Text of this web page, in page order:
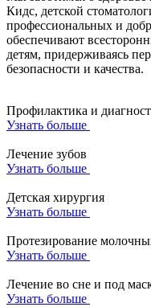
Кидс, детской
профессиональных и
обеспечивают
детям, придерживаясь
безопасности и качества.
Профилактика и
Узнать больше
Лечение зубов
Узнать больше
Детская хирургия
Узнать больше
Протезирование
Узнать больше
Лечение во сне и под
Узнать больше